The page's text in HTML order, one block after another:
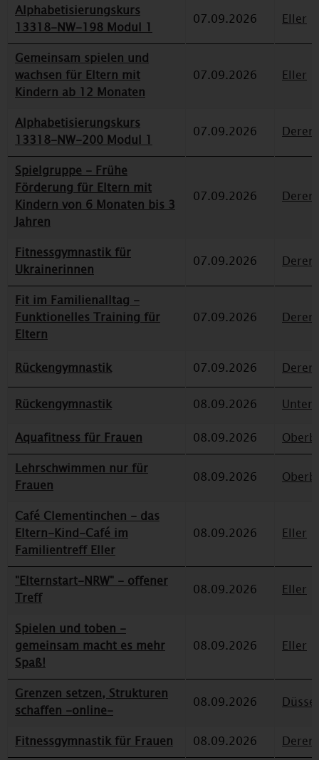
Alphabetisierungskurs
13318-NW-198 Modul 1
07.09.2026 Eller
Gemeinsam spielen und
wachsen für Eltern mit
Kindern ab 12 Monaten
07.09.2026 Eller
Alphabetisierungskurs
13318-NW-200 Modul 1
07.09.2026
Spielgruppe - Frühe
Förderung für Eltern mit
Kindern von 6 Monaten bis 3
Jahren
07.09.2026
Fitnessgymnastik für
Ukrainerinnen
07.09.2026
Fit im Familienalltag -
Funktionelles Training für
Eltern
07.09.2026
Rückengymnastik 07.09.2026
Rückengymnastik 08.09.2026
Aquafitness für Frauen
08.09.2026
Lehrschwimmen nur für
Frauen
08.09.2026
Café Clementinchen - das
Eltern-Kind-Café im
Familientreff Eller
08.09.2026 Eller
"Elternstart-NRW" - offener
Treff
08.09.2026 Eller
Spielen und toben -
gemeinsam macht es mehr
Spaß!
08.09.2026 Eller
Grenzen setzen, Strukturen
schaffen -online-
08.09.2026
Fitnessgymnastik für Frauen 08.09.2026